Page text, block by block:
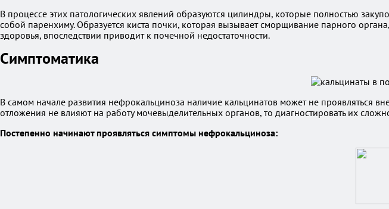
В процессе этих патологических явлений образуются цилиндры, которые полностью
собой паренхиму. Образуется киста почки, которая вызывает сморщивание парного
здоровья, впоследствии приводит к почечной недостаточности.
Симптоматика
В самом начале развития нефрокальциноза наличие кальцинатов может не проявляться
отложения не влияют на работу мочевыделительных органов, то диагностировать их
Постепенно начинают проявляться симптомы нефрокальциноза: